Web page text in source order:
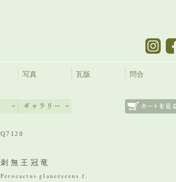
写真 瓦版 問合
Q7120
刺無王冠竜
Ferocactus glaucescens f.